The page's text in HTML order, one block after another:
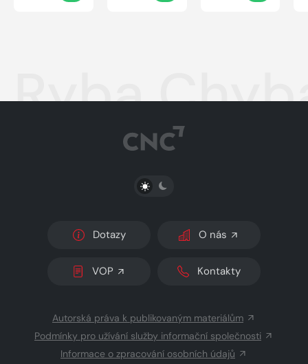
Ryba
PŘEPNOUT SVĚTLÝ/TMAVÝ REŽIM
Dotazy O nás
VOP Kontakty
Autorská práva k publikovaným materiálům
Podmínky pro užívání služby informační společnosti
Informace o zpracování osobních údajů